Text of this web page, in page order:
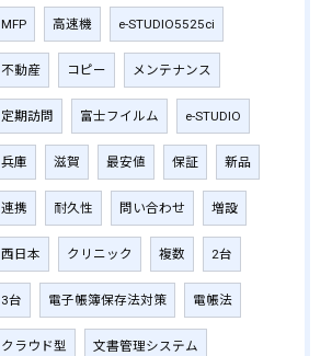
MFP 高速機 e-STUDIO5525ci
不動産 コピー メンテナンス
定期訪問 富士フイルム e-STUDIO
兵庫 滋賀 最安値 保証 新品
連携 耐久性 問い合わせ 増設
西日本 クリニック 複数 2台
3台 電子帳簿保存法対策 電帳法
クラウド型 文書管理システム